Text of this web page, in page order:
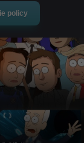
policy